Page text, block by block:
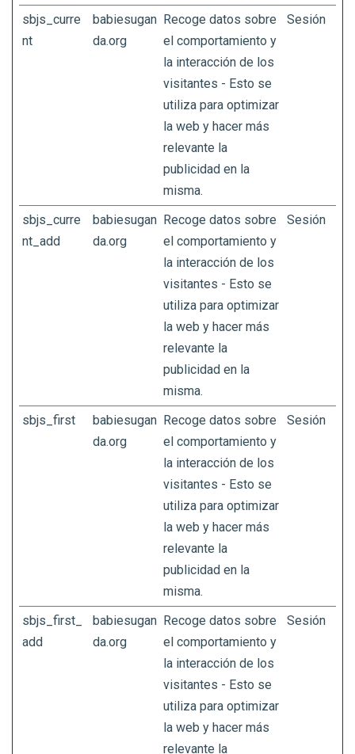
sbjs_curre
nt
babiesugan
da.org
Recoge datos sobre
el comportamiento y
la interacción de los
visitantes - Esto se
utiliza para optimizar
la web y hacer más
relevante la
publicidad en la
misma.
Sesión
sbjs_curre
nt_add
babiesugan
da.org
Recoge datos sobre
el comportamiento y
la interacción de los
visitantes - Esto se
utiliza para optimizar
la web y hacer más
relevante la
publicidad en la
misma.
Sesión
sbjs_first
babiesugan
da.org
Recoge datos sobre
el comportamiento y
la interacción de los
visitantes - Esto se
utiliza para optimizar
la web y hacer más
relevante la
publicidad en la
misma.
Sesión
sbjs_first_
add
babiesugan
da.org
Recoge datos sobre
el comportamiento y
la interacción de los
visitantes - Esto se
utiliza para optimizar
la web y hacer más
relevante la
Sesión